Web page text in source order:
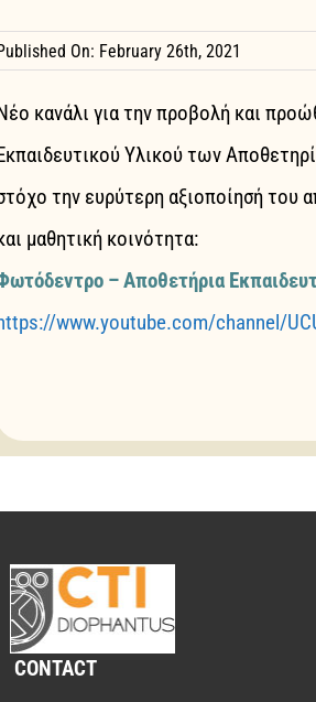
Contact
English
On: February 26th, 2021
κανάλι για την προβολή και
Υλικού των
την ευρύτερη αξιοποίησή του
μαθητική κοινότητα:
– Αποθετήρια
www.youtube.com/channel/
CONTACT